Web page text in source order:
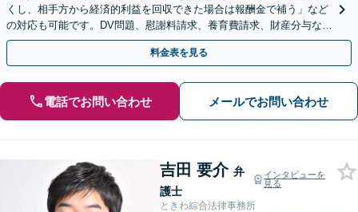
くし、相手方から経済的利益を回収できた場合は報酬金で補う」など
の対応も可能です。DV問題、慰謝料請求、養育費請求、財産分与など
ご相談ください【柏駅5分】
料金表を見る
電話でお問い合わせ メールでお問い合わせ
吉田 要介 弁
護士
インタビューを
見る
ときわ綜合法律事務所